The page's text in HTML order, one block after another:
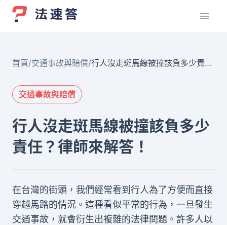
首頁/交通事故與賠償/行人沒走斑馬線被撞該負多少責
交通事故與賠償
行人沒走斑馬線被撞該負多少
責任？律師來解答！
在台灣的街頭，我們經常看到行人為了方便而直接
穿越馬路的情況。這種看似平常的行為，一旦發生
交通事故，就會衍生出複雜的法律問題。許多人以